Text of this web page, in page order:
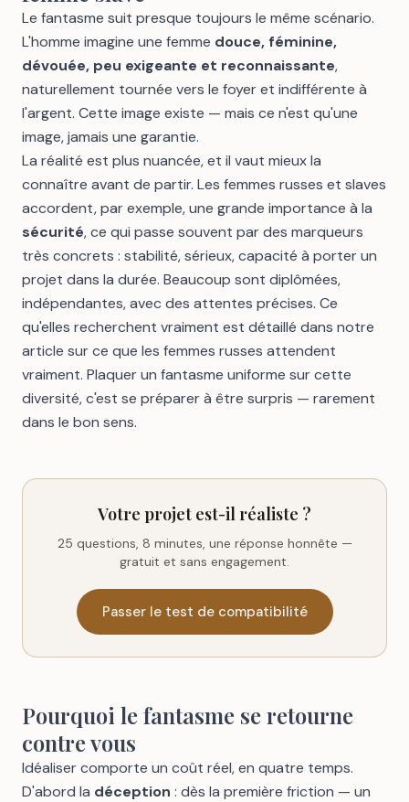
Le fantasme suit presque toujours le même scénario.
L'homme imagine une femme douce, féminine,
dévouée, peu exigeante et reconnaissante,
naturellement tournée vers le foyer et indifférente à
l'argent. Cette image existe — mais ce n'est qu'une
image, jamais une garantie.
La réalité est plus nuancée, et il vaut mieux la
connaître avant de partir. Les femmes russes et slaves
accordent, par exemple, une grande importance à la
sécurité, ce qui passe souvent par des marqueurs
très concrets : stabilité, sérieux, capacité à porter un
projet dans la durée. Beaucoup sont diplômées,
indépendantes, avec des attentes précises. Ce
qu'elles recherchent vraiment est détaillé dans notre
article surce que les femmes russes attendent
vraiment. Plaquer un fantasme uniforme sur cette
diversité, c'est se préparer à être surpris — rarement
dans le bon sens.
Votre projet est-il réaliste ?
25 questions, 8 minutes, une réponse honnête —
gratuit et sans engagement.
Passer le test de compatibilité
Pourquoi le fantasme se retourne
contre vous
Idéaliser comporte un coût réel, en quatre temps.
D'abord la déception : dès la première friction — un